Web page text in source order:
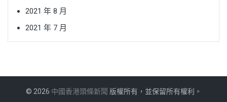
2021 年 8 月
2021 年 7 月
© 2026 中國香港頭條新聞 版權所有，並保留所有權利。